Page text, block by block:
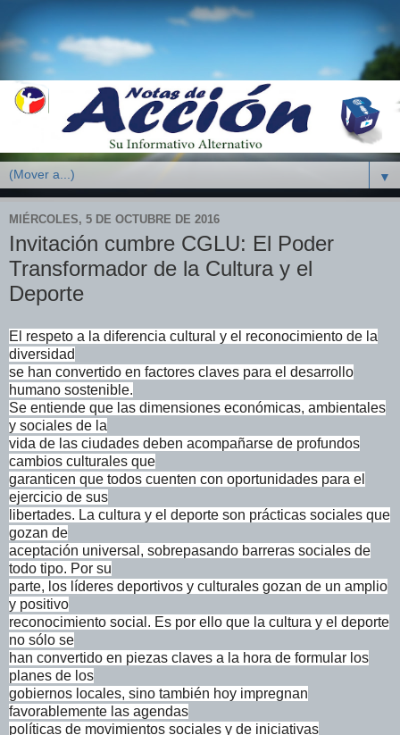
▼
MIÉRCOLES, 5 DE OCTUBRE DE 2016
Invitación cumbre CGLU: El Poder
Transformador de la Cultura y el
Deporte
El respeto a la diferencia cultural y el reconocimiento de la
diversidad
se han convertido en factores claves para el desarrollo
humano sostenible.
Se entiende que las dimensiones económicas, ambientales
y sociales de la
vida de las ciudades deben acompañarse de profundos
cambios culturales que
garanticen que todos cuenten con oportunidades para el
ejercicio de sus
libertades. La cultura y el deporte son prácticas sociales que
gozan de
aceptación universal, sobrepasando barreras sociales de
todo tipo. Por su
parte, los líderes deportivos y culturales gozan de un amplio
y positivo
reconocimiento social. Es por ello que la cultura y el deporte
no sólo se
han convertido en piezas claves a la hora de formular los
planes de los
gobiernos locales, sino también hoy impregnan
favorablemente las agendas
políticas de movimientos sociales y de iniciativas